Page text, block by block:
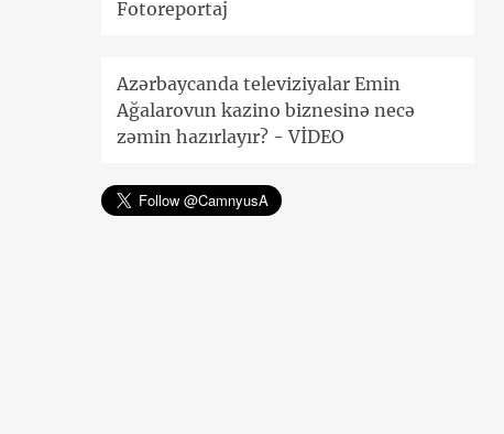
Fotoreportaj
Azərbaycanda televiziyalar Emin
Ağalarovun kazino biznesinə necə
zəmin hazırlayır? - VİDEO